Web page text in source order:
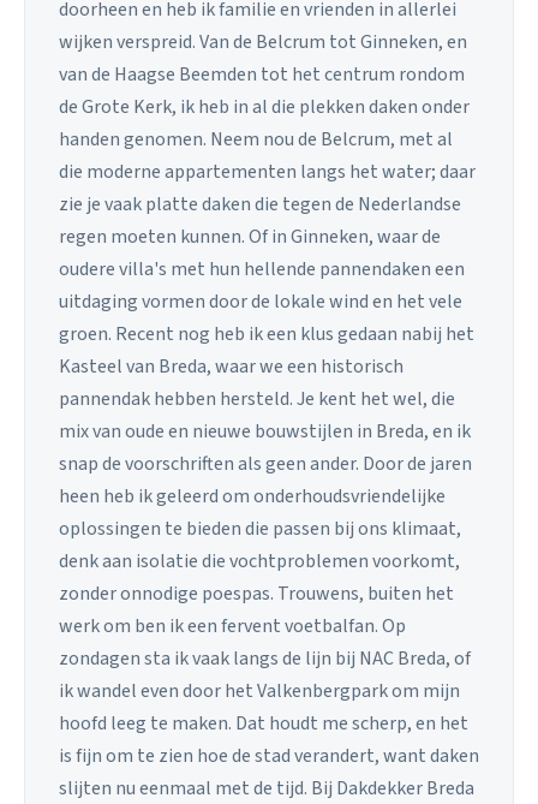
doorheen en heb ik familie en vrienden in allerlei
wijken verspreid. Van de Belcrum tot Ginneken, en
van de Haagse Beemden tot het centrum rondom
de Grote Kerk, ik heb in al die plekken daken onder
handen genomen. Neem nou de Belcrum, met al
die moderne appartementen langs het water; daar
zie je vaak platte daken die tegen de Nederlandse
regen moeten kunnen. Of in Ginneken, waar de
oudere villa's met hun hellende pannendaken een
uitdaging vormen door de lokale wind en het vele
groen. Recent nog heb ik een klus gedaan nabij het
Kasteel van Breda, waar we een historisch
pannendak hebben hersteld. Je kent het wel, die
mix van oude en nieuwe bouwstijlen in Breda, en ik
snap de voorschriften als geen ander. Door de jaren
heen heb ik geleerd om onderhoudsvriendelijke
oplossingen te bieden die passen bij ons klimaat,
denk aan isolatie die vochtproblemen voorkomt,
zonder onnodige poespas. Trouwens, buiten het
werk om ben ik een fervent voetbalfan. Op
zondagen sta ik vaak langs de lijn bij NAC Breda, of
ik wandel even door het Valkenbergpark om mijn
hoofd leeg te maken. Dat houdt me scherp, en het
is fijn om te zien hoe de stad verandert, want daken
slijten nu eenmaal met de tijd. Bij Dakdekker Breda